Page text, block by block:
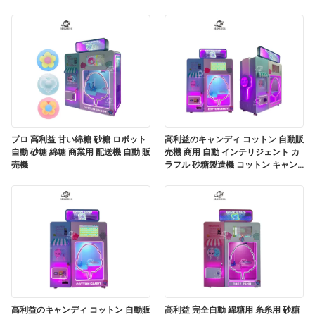
プロ 高利益 甘い綿糖 砂糖 ロボット
自動 砂糖 綿糖 商業用 配送機 自動 販
売機
高利益のキャンディ コットン 自動販
売機 商用 自動 インテリジェント カ
ラフル 砂糖製造機 コットン キャン
高利益のキャンディ コットン 自動販
高利益 完全自動 綿糖用 糸糸用 砂糖